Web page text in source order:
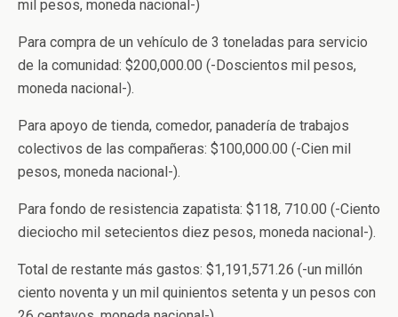
mil pesos, moneda nacional-)
Para compra de un vehículo de 3 toneladas para servicio
de la comunidad: $200,000.00 (-Doscientos mil pesos,
moneda nacional-).
Para apoyo de tienda, comedor, panadería de trabajos
colectivos de las compañeras: $100,000.00 (-Cien mil
pesos, moneda nacional-).
Para fondo de resistencia zapatista: $118, 710.00 (-Ciento
dieciocho mil setecientos diez pesos, moneda nacional-).
Total de restante más gastos: $1,191,571.26 (-un millón
ciento noventa y un mil quinientos setenta y un pesos con